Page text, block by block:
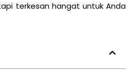
terkesan hangat untuk Anda